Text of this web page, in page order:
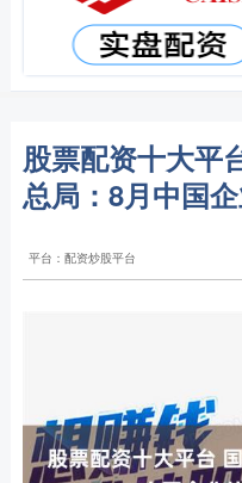
股票配资十大平
总局：8月中国
平台：配资炒股平台